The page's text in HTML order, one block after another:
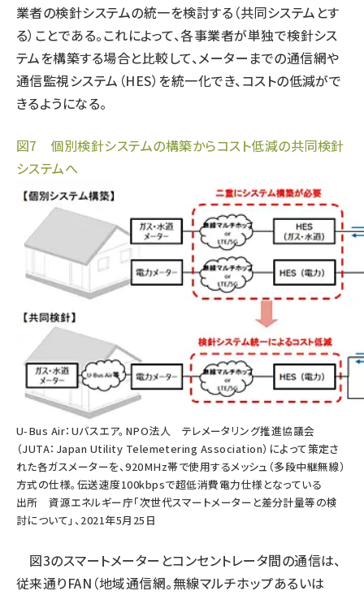
業者の検針システムの統一を検討する（共同システムとす
る）ことである。これによって、各事業者が単独で検針シス
テムを構築する場合と比較して、メーターまでの通信網や
通信監視システム（HES）を統一化でき、コストの低減がで
きるようになる。
図7 個別検針システムの構築からコスト低減の共同検針
システムへ
U-Bus Air：Uバスエア。NPO法人 テレメータリング推進協議会
（JUTA：Japan Utility Telemetering Association）によって策定さ
れた各ガスメーターを、920MHz帯で使用するメッシュ（多段中継無線）
方式の仕様。伝送速度100kbpsで超低消費電力仕様となっている
出所資源エネルギー庁「次世代スマートメーターと差分計量等の検
討について」、2021年5月25日
図3のスマートメーターとコンセントレータ間の通信は、
従来通りFAN（地域通信網。無線マルチホップあるいは